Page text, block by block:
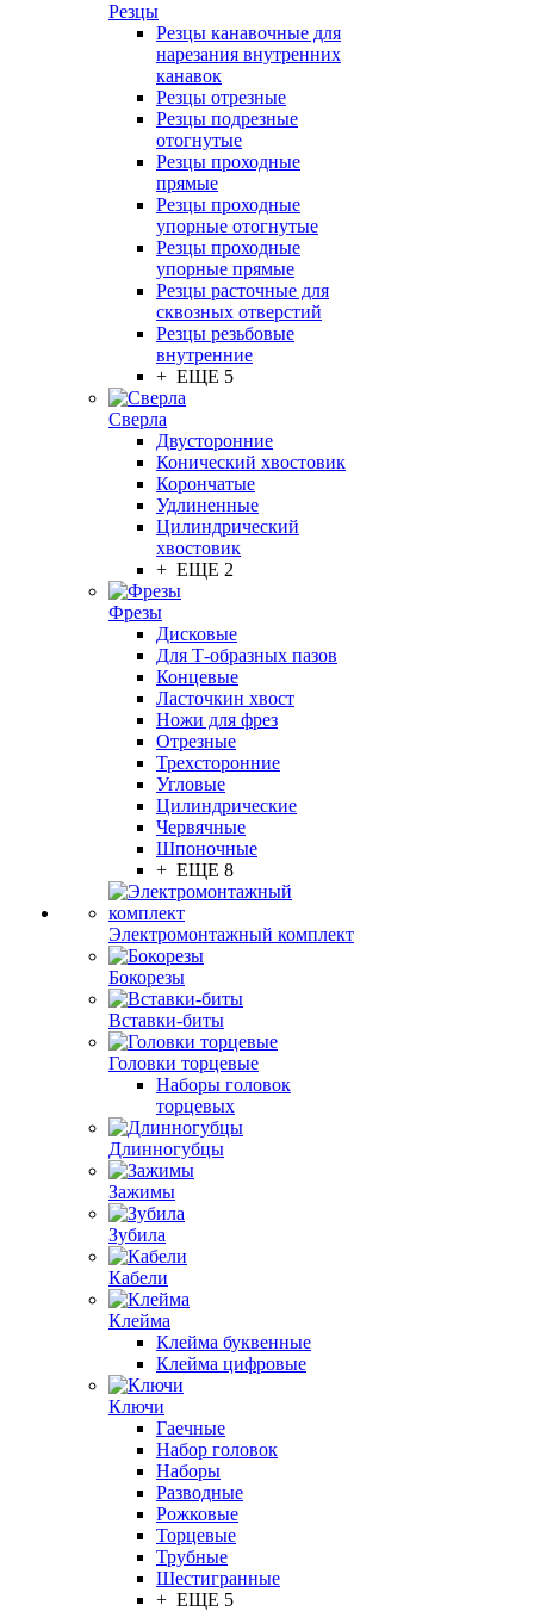
Резцы
Резцы канавочные для
нарезания внутренних
канавок
Резцы отрезные
Резцы подрезные
отогнутые
Резцы проходные
прямые
Резцы проходные
упорные отогнутые
Резцы проходные
упорные прямые
Резцы расточные для
сквозных отверстий
Резцы резьбовые
внутренние
+ ЕЩЕ 5
Сверла
Двусторонние
Конический хвостовик
Корончатые
Удлиненные
Цилиндрический
хвостовик
+ ЕЩЕ 2
Фрезы
Дисковые
Для Т-образных пазов
Концевые
Ласточкин хвост
Ножи для фрез
Отрезные
Трехсторонние
Угловые
Цилиндрические
Червячные
Шпоночные
+ ЕЩЕ 8
Электромонтажный комплект
Бокорезы
Вставки-биты
Головки торцевые
Наборы головок
торцевых
Длинногубцы
Зажимы
Зубила
Кабели
Клейма
Клейма буквенные
Клейма цифровые
Ключи
Гаечные
Набор головок
Наборы
Разводные
Рожковые
Торцевые
Трубные
Шестигранные
+ ЕЩЕ 5